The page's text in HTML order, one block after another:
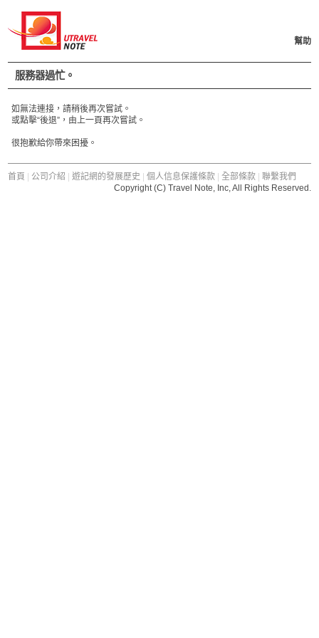
幫助
服務器過忙。
如無法連接，請稍後再次嘗試。
或點擊“後退”，由上一頁再次嘗試。
很抱歉給你帶來困擾。
首頁 公司介紹 |遊記網的發展歷史 |個人信息保護條款 |全部條款 |聯繫我們
Copyright (C) Travel Note, Inc, All Rights Reserved.